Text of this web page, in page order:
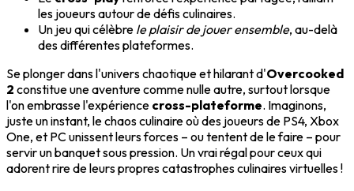
les joueurs autour de défis culinaires.
Un jeu qui célèbre le plaisir de jouer ensemble, au-delà
des différentes plateformes.
Se plonger dans l'univers chaotique et hilarant d'Overcooked
2 constitue une aventure comme nulle autre, surtout lorsque
l'on embrasse l'expérience cross-plateforme. Imaginons,
juste un instant, le chaos culinaire où des joueurs de PS4, Xbox
One, et PC unissent leurs forces – ou tentent de le faire – pour
servir un banquet sous pression. Un vrai régal pour ceux qui
adorent rire de leurs propres catastrophes culinaires virtuelles !